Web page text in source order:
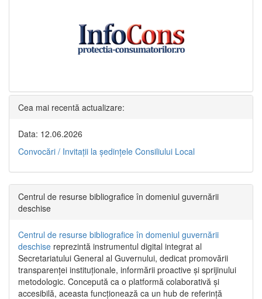
Cea mai recentă actualizare:
Data: 12.06.2026
Convocări / Invitaţii la şedinţele Consiliului Local
Centrul de resurse bibliografice în domeniul guvernării
deschise
Centrul de resurse bibliografice în domeniul guvernării
deschise reprezintă instrumentul digital integrat al
Secretariatului General al Guvernului, dedicat promovării
transparenței instituționale, informării proactive și sprijinului
metodologic. Concepută ca o platformă colaborativă și
accesibilă, aceasta funcționează ca un hub de referință